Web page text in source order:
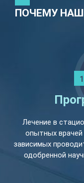
ПОЧЕМУ
Лечение в
опытных врачей
зависимых
одобренной